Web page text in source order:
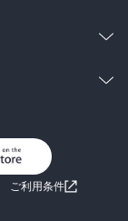
ベ
ご利用条件